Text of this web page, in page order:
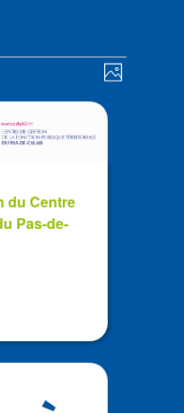
de
Photo
du Centre
Pas-de-